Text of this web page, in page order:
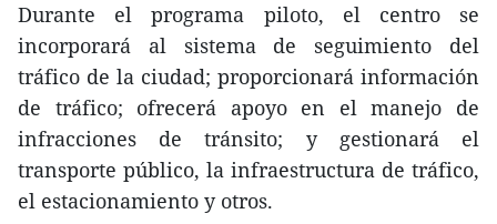
Durante el programa piloto, el centro se
incorporará al sistema de seguimiento del
tráfico de la ciudad; proporcionará información
de tráfico; ofrecerá apoyo en el manejo de
infracciones de tránsito; y gestionará el
transporte público, la infraestructura de tráfico,
el estacionamiento y otros.